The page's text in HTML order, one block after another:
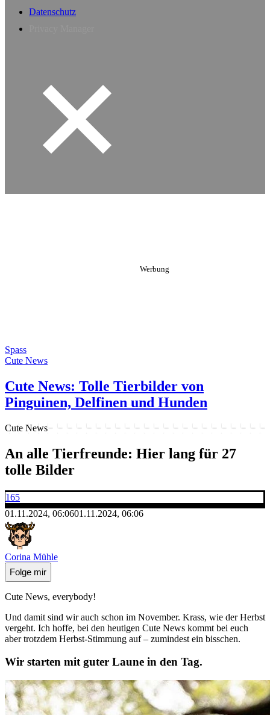
Datenschutz
Spass
Cute News
Cute News: Tolle Tierbilder von
Pinguinen, Delfinen und Hunden
Cute News
An alle Tierfreunde: Hier lang für 27
tolle Bilder
165
01.11.2024, 06:0601.11.2024, 06:06
Corina Mühle
Folge mir
Cute News, everybody!
Und damit sind wir auch schon im November. Krass, wie der Herbst
vergeht. Ich hoffe, bei den heutigen Cute News kommt bei euch
aber trotzdem Herbst-Stimmung auf – zumindest ein bisschen.
Wir starten mit guter Laune in den Tag.